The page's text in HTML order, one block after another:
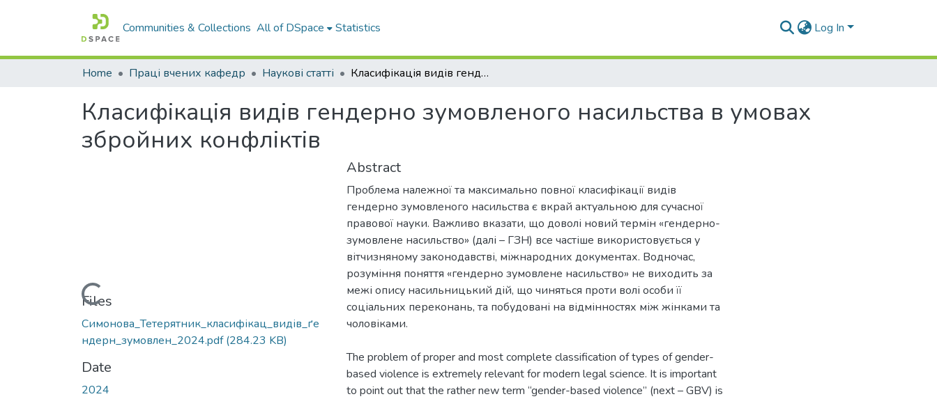
Communities & Collections All of DSpace Statistics Log In
Home Праці вчених кафедр Наукові статті Класифікація видів гендерно зумовленого насильства в умовах збройних конфліктів
Класифікація видів гендерно зумовленого насильства в умовах
збройних конфліктів
Loading...
Files
Симонова_Тетерятник_класифікац_видів_ґе
ндерн_зумовлен_2024.pdf(284.23 KB)
Date
2024
Abstract
Проблема належної та максимально повної класифікації видів
гендерно зумовленого насильства є вкрай актуальною для сучасної
правової науки. Важливо вказати, що доволі новий термін «гендерно-
зумовлене насильство» (далі – ГЗН) все частіше використовується у
вітчизняному законодавстві, міжнародних документах. Водночас,
розуміння поняття «гендерно зумовлене насильство» не виходить за
межі опису насильницький дій, що чиняться проти волі особи її
соціальних переконань, та побудовані на відмінностях між жінками та
чоловіками.
The problem of proper and most complete classification of types of gender-
based violence is extremely relevant for modern legal science. It is important
to point out that the rather new term “gender-based violence” (next – GBV) is